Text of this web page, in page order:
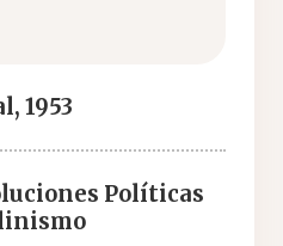
1953
Políticas